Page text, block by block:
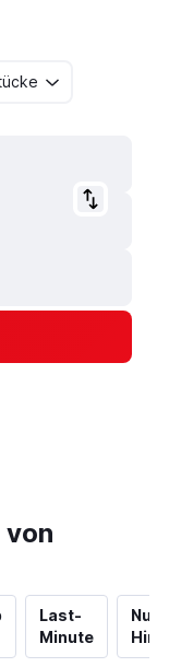
Last-
Minute
Nur